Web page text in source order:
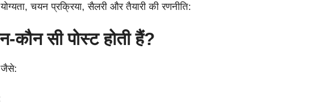
चयन प्रक्रिया, सैलरी और तैयारी की रणनीति:
कौन सी पोस्ट होती हैं?
जैसे: